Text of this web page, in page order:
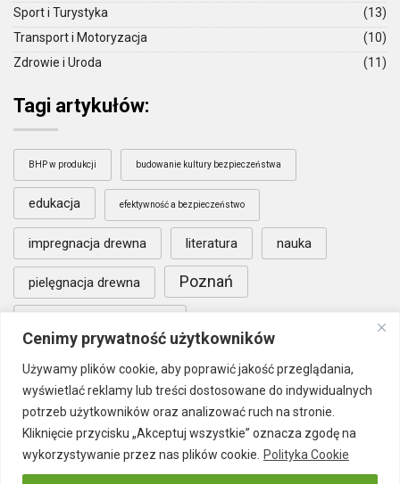
Cenimy prywatność użytkowników
Używamy plików cookie, aby poprawić jakość przeglądania,
wyświetlać reklamy lub treści dostosowane do indywidualnych
potrzeb użytkowników oraz analizować ruch na stronie.
Kliknięcie przycisku „Akceptuj wszystkie” oznacza zgodę na
wykorzystywanie przez nas plików cookie. Polityka Cookie
Sport i Turystyka
(13)
Transport i Motoryzacja
(10)
Zdrowie i Uroda
(11)
Tagi artykułów:
BHP w produkcji budowanie kultury bezpieczeństwa
edukacja efektywność a bezpieczeństwo
impregnacja drewna literatura nauka
pielęgnacja drewna Poznań
zaangażowanie pracowników BHP